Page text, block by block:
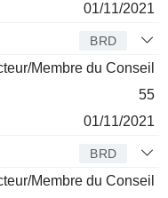
01/11/2021
BRD
Membre du Conseil
55
01/11/2021
BRD
Membre du Conseil